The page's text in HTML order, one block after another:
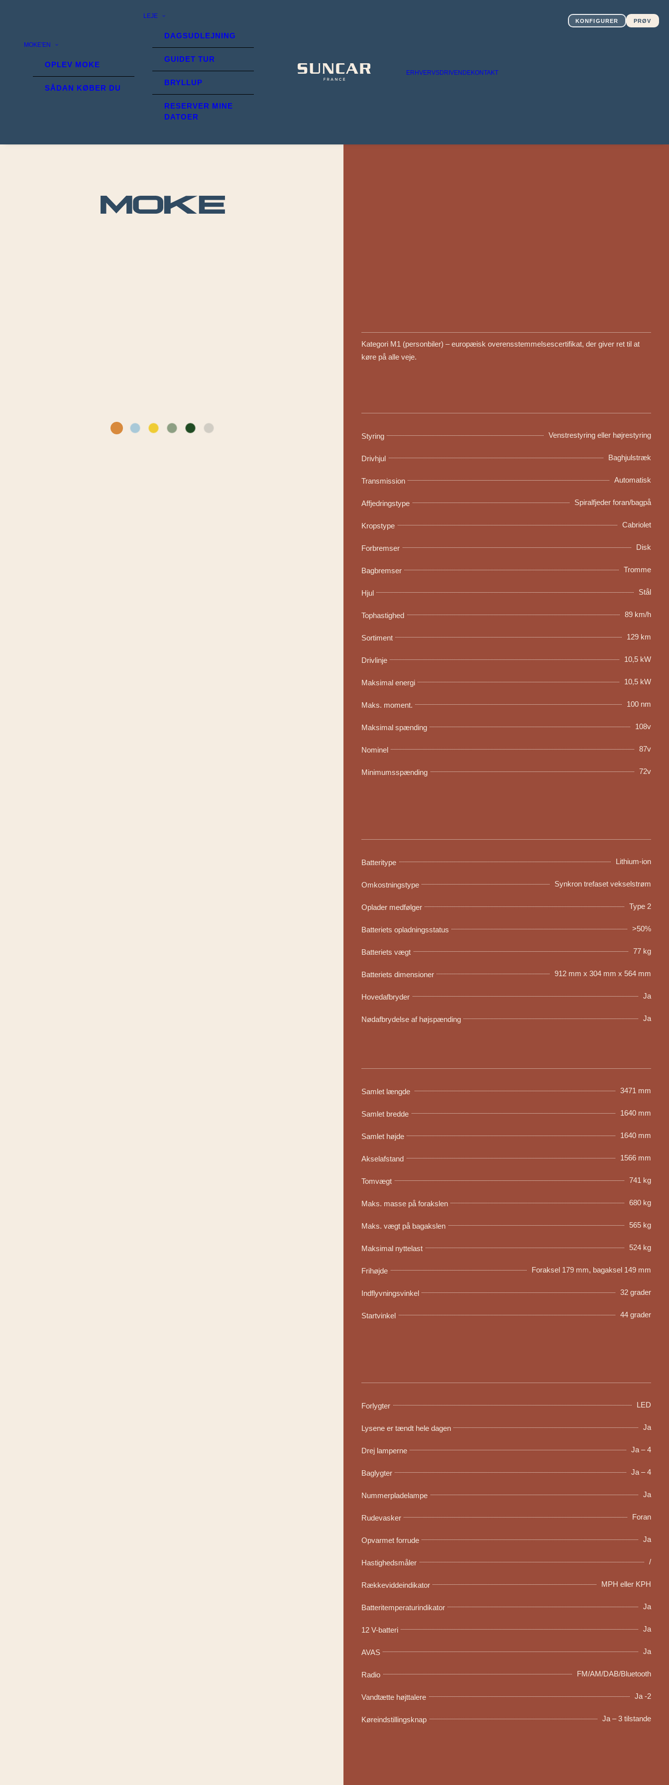
MOKE'EN
OPLEV MOKE
SÅDAN KØBER DU
LEJE
DAGSUDLEJNING
GUIDET TUR
BRYLLUP
RESERVER MINE
DATOER
ERHVERVSDRIVENDEKONTAKT
Kategori M1 (personbiler) – europæisk overensstemmelsescertifikat, der giver ret til at
køre på alle veje.
Styring Venstrestyring eller højrestyring
Drivhjul Baghjulstræk
Transmission Automatisk
Affjedringstype Spiralfjeder foran/bagpå
Kropstype Cabriolet
Forbremser Disk
Bagbremser Tromme
Hjul Stål
Tophastighed 89 km/h
Sortiment 129 km
Drivlinje 10,5 kW
Maksimal energi 10,5 kW
Maks. moment. 100 nm
Maksimal spænding 108v
Nominel 87v
Minimumsspænding 72v
Batteritype Lithium-ion
Omkostningstype Synkron trefaset vekselstrøm
Oplader medfølger Type 2
Batteriets opladningsstatus >50%
Batteriets vægt 77 kg
Batteriets dimensioner 912 mm x 304 mm x 564 mm
Hovedafbryder Ja
Nødafbrydelse af højspænding Ja
Samlet længde 3471 mm
Samlet bredde 1640 mm
Samlet højde 1640 mm
Akselafstand 1566 mm
Tomvægt 741 kg
Maks. masse på forakslen 680 kg
Maks. vægt på bagakslen 565 kg
Maksimal nyttelast 524 kg
Frihøjde Foraksel 179 mm, bagaksel 149 mm
Indflyvningsvinkel 32 grader
Startvinkel 44 grader
Forlygter LED
Lysene er tændt hele dagen Ja
Drej lamperne Ja – 4
Baglygter Ja – 4
Nummerpladelampe Ja
Rudevasker Foran
Opvarmet forrude Ja
Hastighedsmåler /
Rækkeviddeindikator MPH eller KPH
Batteritemperaturindikator Ja
12 V-batteri Ja
AVAS Ja
Radio FM/AM/DAB/Bluetooth
Vandtætte højttalere Ja -2
Køreindstillingsknap Ja – 3 tilstande
KONFIGURER PRØV